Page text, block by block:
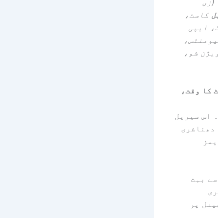
(زی
کاسٹ،
ایپی
شو،
کا وقت،
اس سیریل
دھناشری
بہت
پر